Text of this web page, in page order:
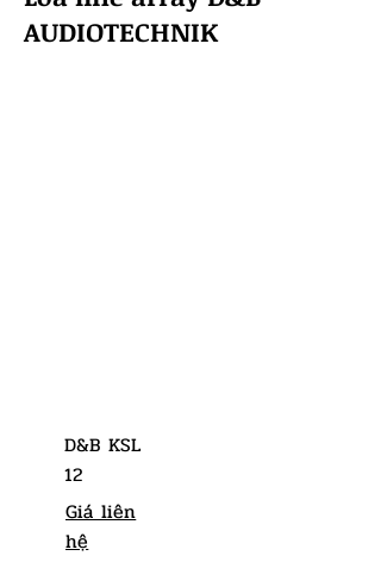
AUDIOTECHNIK
D&B KSL
12
Giá liên
hệ